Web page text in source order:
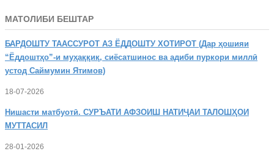
МАТОЛИБИ БЕШТАР
БАРДОШТУ ТААССУРОТ АЗ ЁДДОШТУ ХОТИРОТ (Дар ҳошияи
“Ёддоштҳо”-и муҳаққиқ, сиёсатшинос ва адиби пуркори миллӣ
устод Саймумин Ятимов)
18-07-2026
Нишасти матбуотӣ. СУРЪАТИ АФЗОИШ НАТИҶАИ ТАЛОШҲОИ
МУТТАСИЛ
28-01-2026